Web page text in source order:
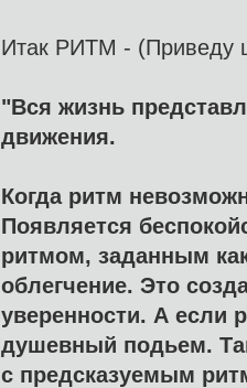
Итак РИТМ - (Приведу
"Вся жизнь
движения.
Когда ритм
Появляется
ритмом, заданным
облегчение. Это
уверенности. А если
душевный подьем.
с предсказуемым